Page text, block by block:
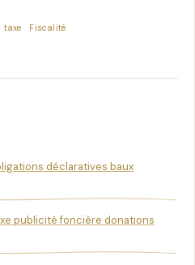
taxe
Fiscalité
déclaratives baux
publicité foncière donations